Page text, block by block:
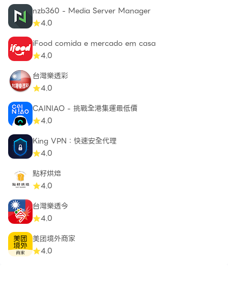
nzb360 - Media Server Manager
4.0
iFood comida e mercado em casa
4.0
台灣樂透彩
4.0
CAINIAO - 挑戰全港集運最低價
4.0
King VPN：快速安全代理
4.0
點籽烘焙
4.0
台灣樂透今
4.0
美团境外商家
4.0